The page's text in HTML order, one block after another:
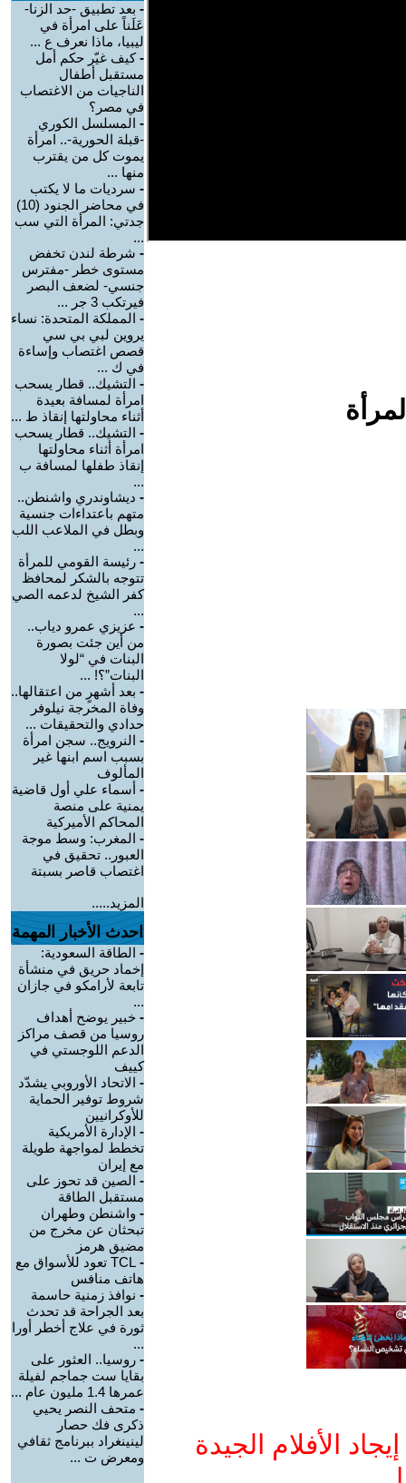
الأفلام الجيدة
- بعد تطبيق -حد الزنا-
عَلَناً على امرأة في
ليبيا، ماذا نعرف ع ...
-كيف غيّر حكم أمل
مستقبل أطفال
الناجيات من الاغتصاب
في مصر؟
- المسلسل الكوري
-قبلة الحورية-.. امرأة
يموت كل من يقترب
منها ...
- سرديات ما لا يكتب
في محاضر الجنود (10)
جدتي: المرأة التي سب
...
- شرطة لندن تخفض
مستوى خطر -مفترس
جنسي- لضعف البصر
فيرتكب 3 جر ...
- المملكة المتحدة: نساء
يروين لبي بي سي
قصص اغتصاب وإساءة
في ك ...
- التشيك.. قطار يسحب
امرأة لمسافة بعيدة
أثناء محاولتها إنقاذ ط ...
- التشيك.. قطار يسحب
امرأة أثناء محاولتها
إنقاذ طفلها لمسافة ب
...
- ديشاوندري واشنطن..
متهم باعتداءات جنسية
وبطل في الملاعب اللب
...
- رئيسة القومي للمرأة
تتوجه بالشكر لمحافظ
كفر الشيخ لدعمه الصي
...
- عزيزي عمرو دياب..
من أين جئت بصورة
البنات في “لولا
البنات”؟! ...
- بعد أشهرٍ من اعتقالها..
وفاة المخرجة نيلوفر
حدادي والتحقيقات ...
- النرويج.. سجن امرأة
بسبب اسم ابنها غير
المألوف
- أسماء علي أول قاضية
يمنية على منصة
المحاكم الأميركية
- المغرب: وسط موجة
العبور.. تحقيق في
اغتصاب قاصر بسبتة
المزيد.....
احدث الأخبار المهمة
- الطاقة السعودية:
إخماد حريق في منشأة
تابعة لأرامكو في جازان
...
- خبير يوضح أهداف
روسيا من قصف مراكز
الدعم اللوجستي في
كييف
- الاتحاد الأوروبي يشدّد
شروط توفير الحماية
للأوكرانيين
- الإدارة الأمريكية
تخطط لمواجهة طويلة
مع إيران
- الصين قد تحوز على
مستقبل الطاقة
- واشنطن وطهران
تبحثان عن مخرج من
مضيق هرمز
-
TCL تعود للأسواق مع
هاتف منافس
- نوافذ زمنية حاسمة
بعد الجراحة قد تحدث
ثورة في علاج أخطر أورا
...
- روسيا.. العثور على
بقايا ست جماجم لفيلة
عمرها 1.4 مليون عام ...
- متحف النصر يحيي
ذكرى فك حصار
لينينغراد ببرنامج ثقافي
ومعرض ت ...